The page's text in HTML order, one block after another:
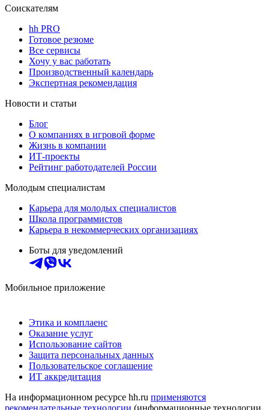
Соискателям
hh PRO
Готовое резюме
Все сервисы
Хочу у вас работать
Производственный календарь
Экспертная рекомендация
Новости и статьи
Блог
О компаниях в игровой форме
Жизнь в компании
ИТ-проекты
Рейтинг работодателей России
Молодым специалистам
Карьера для молодых специалистов
Школа программистов
Карьера в некоммерческих организациях
Боты для уведомлений
Мобильное приложение
Этика и комплаенс
Оказание услуг
Использование сайтов
Защита персональных данных
Пользовательское соглашение
ИТ аккредитация
На информационном ресурсе hh.ru применяются
рекомендательные технологии (информационные технологии